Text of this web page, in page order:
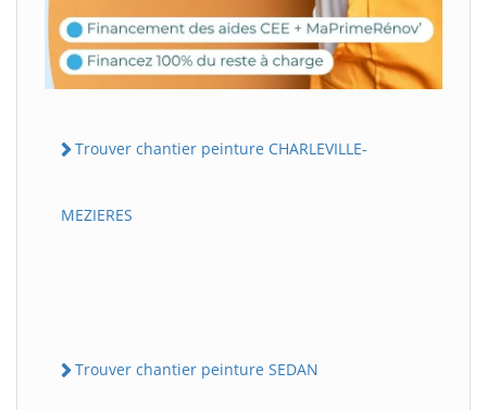
Trouver chantier peinture CHARLEVILLE-
MEZIERES
Trouver chantier peinture SEDAN